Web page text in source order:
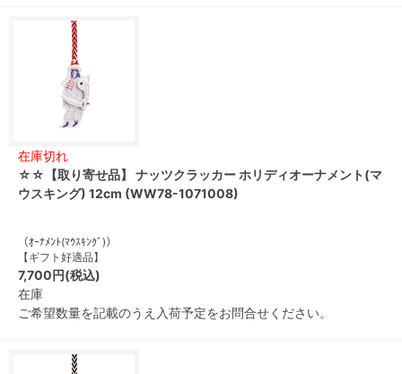
在庫切れ
☆☆【取り寄せ品】 ナッツクラッカー ホリディオーナメント(マ
ウスキング) 12cm (WW78-1071008)
（ｵｰﾅﾒﾝﾄ(ﾏｳｽｷﾝｸﾞ)）
【ギフト好適品】
7,700円(税込)
在庫
ご希望数量を記載のうえ入荷予定をお問合せください。